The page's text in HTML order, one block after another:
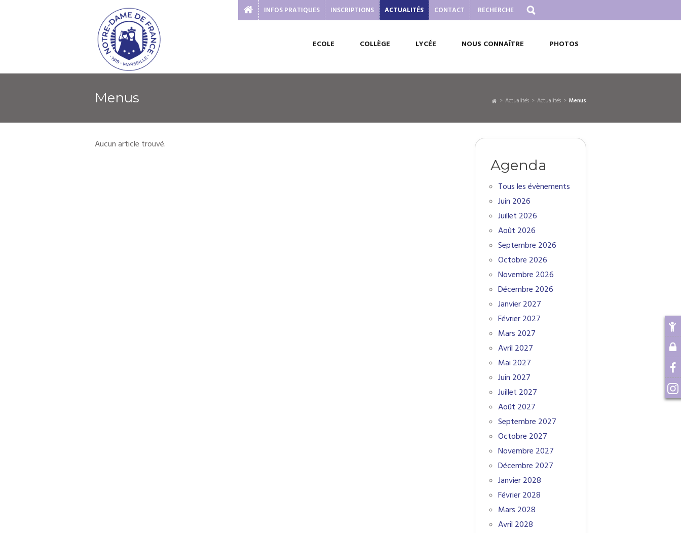
INFOS PRATIQUES INSCRIPTIONS ACTUALITÉS CONTACT
ECOLE COLLÈGE LYCÉE NOUS CONNAÎTRE PHOTOS
Menus Actualités Actualités Menus
Aucun article trouvé.
Agenda
Tous les évènements
Juin 2026
Juillet 2026
Août 2026
Septembre 2026
Octobre 2026
Novembre 2026
Décembre 2026
Janvier 2027
Février 2027
Mars 2027
Avril 2027
Mai 2027
Juin 2027
Juillet 2027
Août 2027
Septembre 2027
Octobre 2027
Novembre 2027
Décembre 2027
Janvier 2028
Février 2028
Mars 2028
Avril 2028